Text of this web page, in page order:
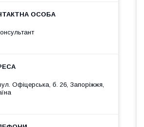
Офіцерська, б. 26, Запоріжжя,